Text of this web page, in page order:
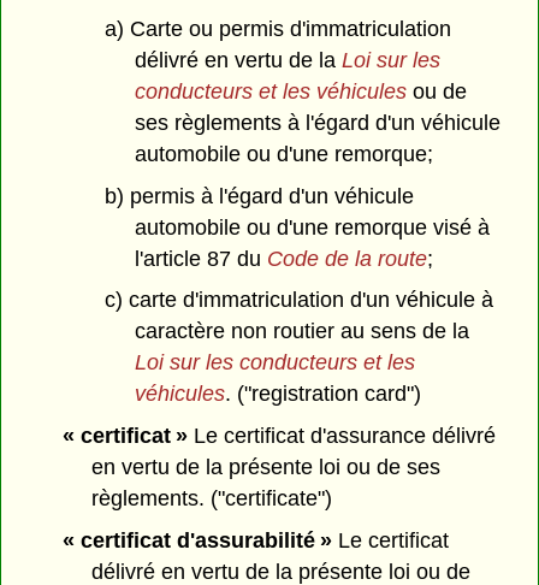
a) Carte ou permis d'immatriculation
délivré en vertu de la Loi sur les
conducteurs et les véhiculesou de
ses règlements à l'égard d'un véhicule
automobile ou d'une remorque;
b) permis à l'égard d'un véhicule
automobile ou d'une remorque visé à
l'article 87 du Code de la route;
c) carte d'immatriculation d'un véhicule à
caractère non routier au sens de la
Loi sur les conducteurs et les
véhicules. ("registration card")
« certificat »Le certificat d'assurance délivré
en vertu de la présente loi ou de ses
règlements. ("certificate")
« certificat d'assurabilité »Le certificat
délivré en vertu de la présente loi ou de